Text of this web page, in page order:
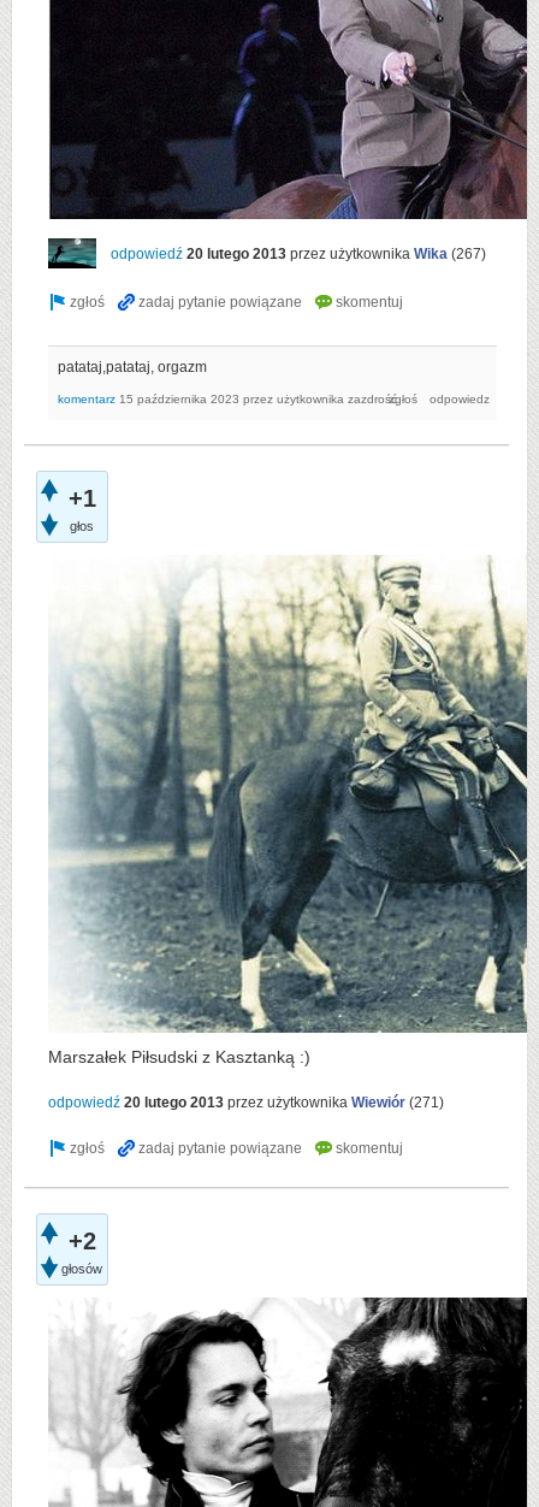
odpowiedź 20 lutego 2013 przez użytkownika Wika (267)
patataj,patataj, orgazm
komentarz 15 października 2023 przez użytkownika zazdrość
+1
głos
Marszałek Piłsudski z Kasztanką :)
odpowiedź 20 lutego 2013 przez użytkownika Wiewiór (271)
+2
głosów